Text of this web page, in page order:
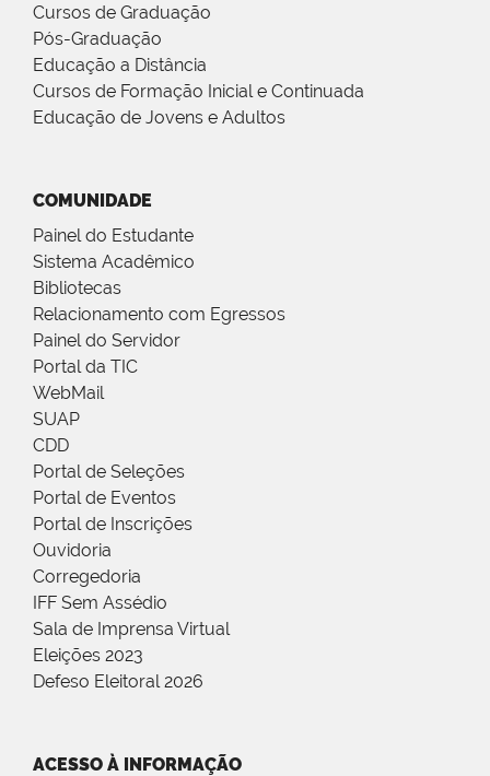
Cursos de Graduação
Pós-Graduação
Educação a Distância
Cursos de Formação Inicial e Continuada
Educação de Jovens e Adultos
COMUNIDADE
Painel do Estudante
Sistema Acadêmico
Bibliotecas
Relacionamento com Egressos
Painel do Servidor
Portal da TIC
WebMail
SUAP
CDD
Portal de Seleções
Portal de Eventos
Portal de Inscrições
Ouvidoria
Corregedoria
IFF Sem Assédio
Sala de Imprensa Virtual
Eleições 2023
Defeso Eleitoral 2026
ACESSO À INFORMAÇÃO